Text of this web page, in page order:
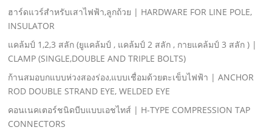
ฮาร์ดแวร์สําหรับเสาไฟฟ้า,ลูกถ้วย | HARDWARE FOR LINE POLE,
INSULATOR
แคล้มป์ 1,2,3 สลัก (ยูแคล้มป์ , แคล้มป์ 2 สลัก , กายแคล้มป์ 3 สลัก ) |
CLAMP (SINGLE,DOUBLE AND TRIPLE BOLTS)
ก้านสมอบกแบบห่วงสองร่อง,แบบเชื่อมด้วยตะเข็บไฟฟ้า | ANCHOR
ROD DOUBLE STRAND EYE, WELDED EYE
คอนเนคเตอร์ชนิดบีบแบบเอชไทส์ | H-TYPE COMPRESSION TAP
CONNECTORS